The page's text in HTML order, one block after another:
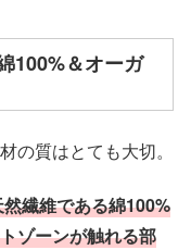
100%＆オーガ
の質はとても大切。
繊維である綿100%
ゾーンが触れる部